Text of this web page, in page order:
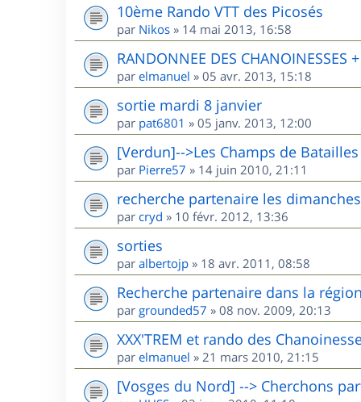
10ème Rando VTT des Picosés
par Nikos » 14 mai 2013, 16:58
RANDONNEE DES CHANOINESSES
par elmanuel » 05 avr. 2013, 15:18
sortie mardi 8 janvier
par pat6801 » 05 janv. 2013, 12:00
[Verdun]-->Les Champs de Batailles
par Pierre57 » 14 juin 2010, 21:11
recherche partenaire les
par cryd » 10 févr. 2012, 13:36
sorties
par albertojp » 18 avr. 2011, 08:58
Recherche partenaire dans la
par grounded57 » 08 nov. 2009, 20:13
XXX'TREM et rando des
par elmanuel » 21 mars 2010, 21:15
[Vosges du Nord] --> Cherchons